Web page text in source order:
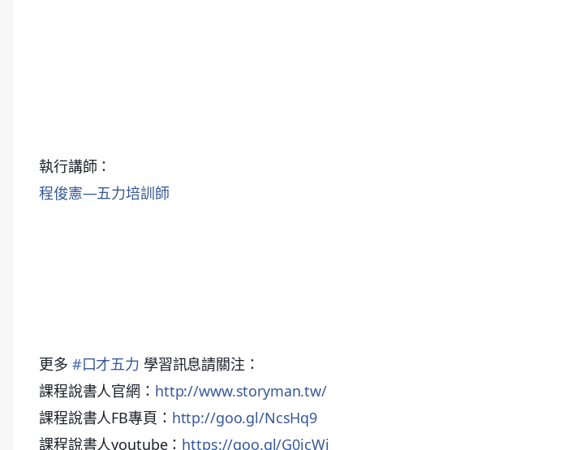
執行講師：
程俊憲—五力培訓師
更多 #口才五力 學習訊息請關注：
課程說書人官網： http://www.storyman.tw/
課程說書人FB專頁： http://goo.gl/NcsHq9
課程說書人youtube： https://goo.gl/G0icWj